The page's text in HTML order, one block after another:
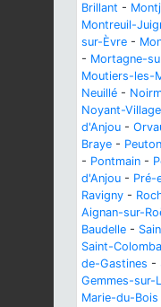
Brillant -
Montreuil-
sur-Èvre -
- Mortagne-
Moutiers-les-
Neuillé -
Noyant-
d'Anjou -
Braye - Peuton
- Pontmain -
d'Anjou - Pré-
Ravigny -
Aignan-sur-
Baudelle -
Saint-
de-Gastines -
Gemmes-sur-
Marie-du-Bois